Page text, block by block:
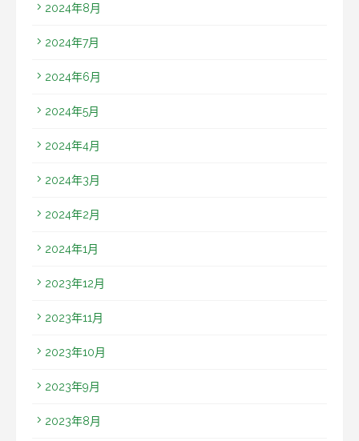
2024年8月
2024年7月
2024年6月
2024年5月
2024年4月
2024年3月
2024年2月
2024年1月
2023年12月
2023年11月
2023年10月
2023年9月
2023年8月